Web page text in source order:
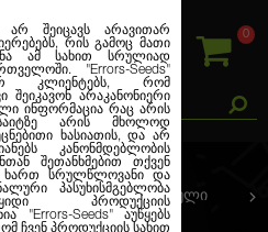
0
არ შეიცავს არავითარ
რის გამოც მათი
ამ სახით სრულიად
"Errors-Seeds"
კლიენტებს, რომ
შეიკავონ არაკანონიერი
ინფორმაცია რაც არის
არის მხოლოდ
ხასიათის, და არ
კანონმდებლობის
შეთანხმებით თქვენ
ხართ სრულწლოვანი და
პასუხისმგებლობა
პროდუქციის
"Errors-Seeds" აუწყებს
ჩვენ პროდუქციის სახით
ავტო. ფემინიზირებული